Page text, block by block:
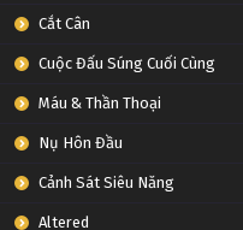
Cắt Cân
Cuộc Đấu Súng Cuối Cùng
Máu & Thần Thoại
Nụ Hôn Đầu
Cảnh Sát Siêu Năng
Altered